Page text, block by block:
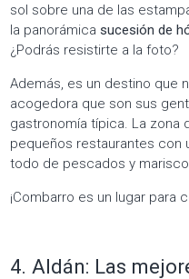
sol sobre una de las
la panorámicasucesión de
¿Podrás resistirte a la foto?
Además, es un destino que
acogedora que son sus
gastronomía típica. La zona
pequeños restaurantes con
todo de pescados y
¡Combarro es un lugar para
4. Aldán: Las